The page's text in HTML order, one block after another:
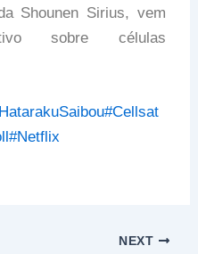
Shounen Sirius, vem
sobre células
#Cellsat
#Netflix
NEXT